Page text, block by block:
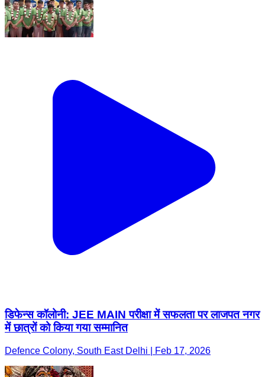
डिफेन्स कॉलोनी: JEE MAIN परीक्षा में सफलता पर लाजपत नगर
में छात्रों को किया गया सम्मानित
Defence Colony, South East Delhi | Feb 17, 2026